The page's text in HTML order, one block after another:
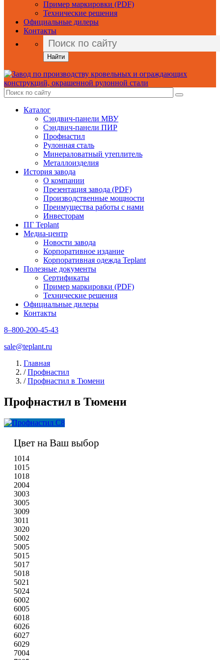
Пример маркировки (PDF)
Технические решения
Официальные дилеры
Контакты
Найти
Каталог
Сэндвич-панели МВУ
Сэндвич-панели ПИР
Профнастил
Рулонная сталь
Минераловатный утеплитель
Металлоизделия
История завода
О компании
Презентация завода (PDF)
Производственные мощности
Преимущества работы с нами
Инвесторам
ПГ Teplant
Медиа-центр
Новости завода
Корпоративное издание
Корпоративная одежда Teplant
Полезные документы
Сертификаты
Пример маркировки (PDF)
Технические решения
Официальные дилеры
Контакты
8–800-200-45-43
sale@teplant.ru
Главная
/ Профнастил
/ Профнастил в Тюмени
Профнастил в Тюмени
Цвет на Ваш выбор
1014
1015
1018
2004
3003
3005
3009
3011
3020
5002
5005
5015
5017
5018
5021
5024
6002
6005
6018
6026
6027
6029
7004